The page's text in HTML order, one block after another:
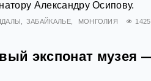
Александру Осипову.
ЗАБАЙКАЛЬЕ МОНГОЛИЯ
экспонат музея